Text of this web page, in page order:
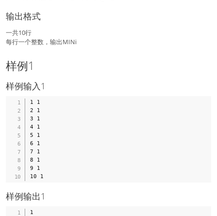
输出格式
一共10行
每行一个整数，输出MINi
样例1
样例输入1
1 1
2 1
3 1
4 1
5 1
6 1
7 1
8 1
9 1
样例输出1
1